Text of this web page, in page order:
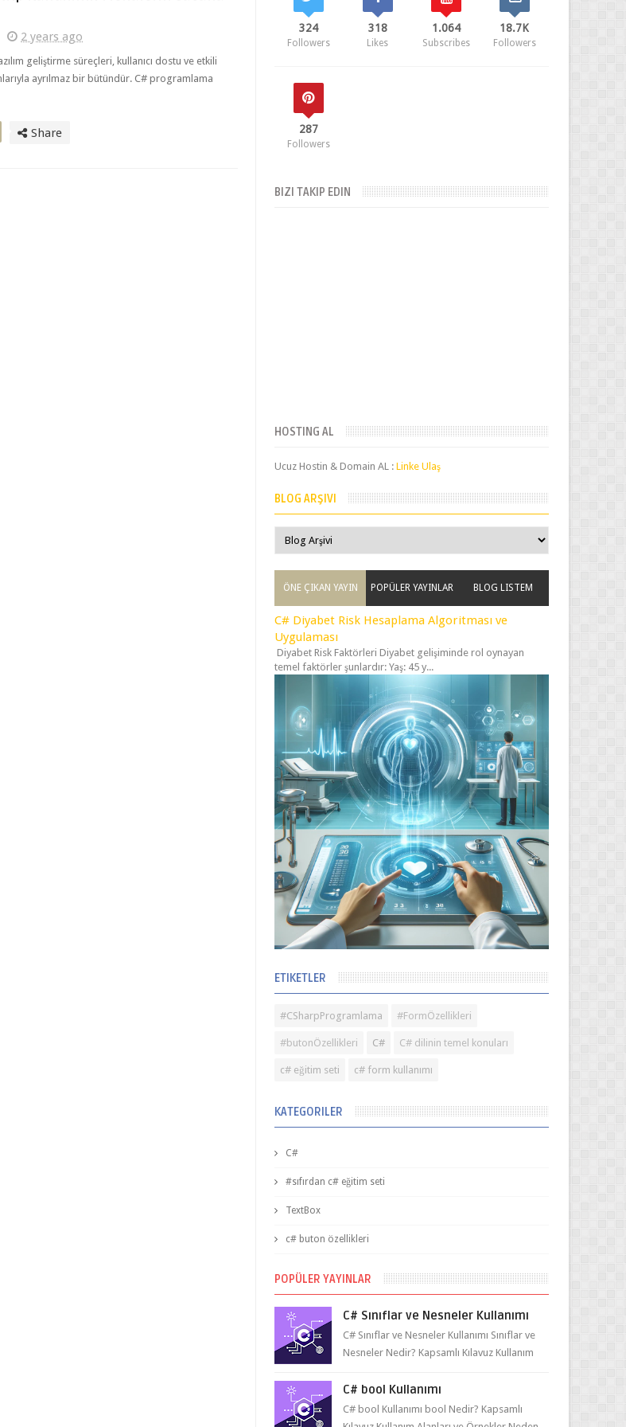
2 years ago
geliştirme süreçleri, kullanıcı dostu ve etkili
ayrılmaz bir bütündür. C# programlama
Share
324
Followers
318
Likes
1.064
Subscribes
18.7K
Followers
287
Followers
BIZI TAKIP EDIN
HOSTING AL
Ucuz Hostin & Domain AL :Linke Ulaş
BLOG ARŞIVI
ÖNE ÇIKAN YAYIN POPÜLER YAYINLAR BLOG LISTEM
C# Diyabet Risk Hesaplama Algoritması ve
Uygulaması
Diyabet Risk Faktörleri Diyabet gelişiminde rol oynayan
temel faktörler şunlardır: Yaş: 45 y...
ETIKETLER
#CSharpProgramlama #FormÖzellikleri
#butonÖzellikleri C# C# dilinin temel konuları
c# eğitim seti c# form kullanımı
KATEGORILER
C#
#sıfırdan c# eğitim seti
TextBox
c# buton özellikleri
POPÜLER YAYINLAR
C# Sınıflar ve Nesneler Kullanımı
C# Sınıflar ve Nesneler Kullanımı Sınıflar ve
Nesneler Nedir? Kapsamlı Kılavuz Kullanım
C# bool Kullanımı
C# bool Kullanımı bool Nedir? Kapsamlı